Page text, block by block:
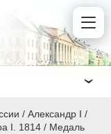
/ Александр I /
I. 1814 / Медаль